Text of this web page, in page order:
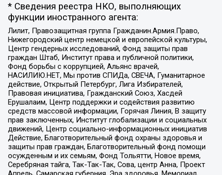
* Сведения реестра НКО, выполняющих
функции иностранного агента:
Лилит, Правозащитная группа Гражданин.Армия.Право,
Нижегородский центр немецкой и европейской культуры,
Центр гендерных исследований, Фонд защиты прав
граждан Штаб, Институт права и публичной политики,
Фонд борьбы с коррупцией, Альянс врачей,
НАСИЛИЮ.НЕТ, Мы против СПИДа, СВЕЧА, Гуманитарное
действие, Открытый Петербург, Лига Избирателей,
Правовая инициатива, Гражданский Союз, Хасдей
Ерушалаим, Центр поддержки и содействия развитию
средств массовой информации, Горячая Линия, В защиту
прав заключенных, Институт глобализации и социальных
движений, Центр социально-информационных инициатив
Действие, Благотворительный фонд охраны здоровья и
защиты прав граждан, Благотворительный фонд помощи
осужденным и их семьям, Фонд Тольятти, Новое время,
Серебряная тайга, Так-Так-Так, Сова, центр Анна, Проект